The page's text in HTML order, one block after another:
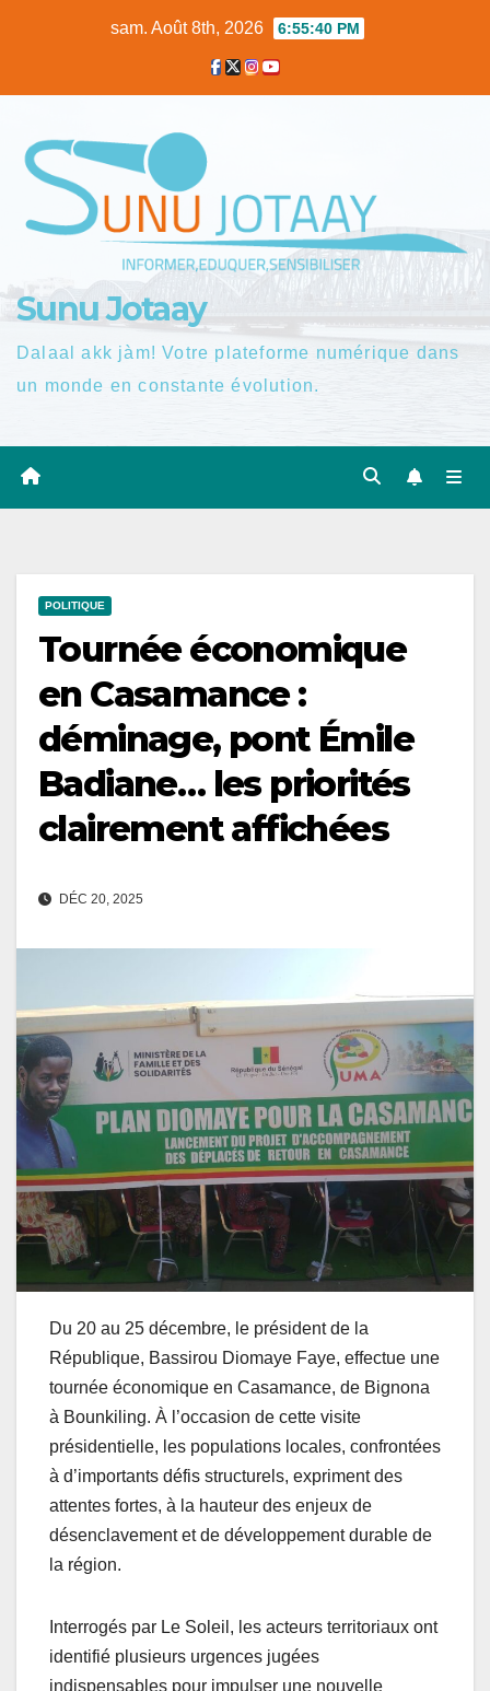
sam. Août 8th, 2026 6:55:41 PM
Sunu Jotaay
Dalaal akk jàm! Votre plateforme numérique dans
un monde en constante évolution.
POLITIQUE
Tournée économique
en Casamance :
déminage, pont Émile
Badiane… les priorités
clairement affichées
DÉC 20, 2025
Du 20 au 25 décembre, le président de la
République, Bassirou Diomaye Faye, effectue une
tournée économique en Casamance, de Bignona
à Bounkiling. À l’occasion de cette visite
présidentielle, les populations locales, confrontées
à d’importants défis structurels, expriment des
attentes fortes, à la hauteur des enjeux de
désenclavement et de développement durable de
la région.
Interrogés par Le Soleil, les acteurs territoriaux ont
identifié plusieurs urgences jugées
indispensables pour impulser une nouvelle